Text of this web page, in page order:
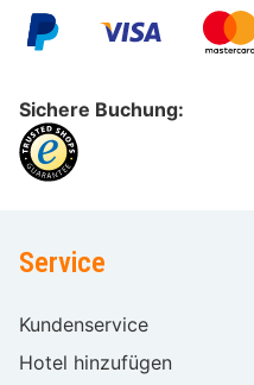
Sichere Buchung:
Service
Kundenservice
Hotel hinzufügen